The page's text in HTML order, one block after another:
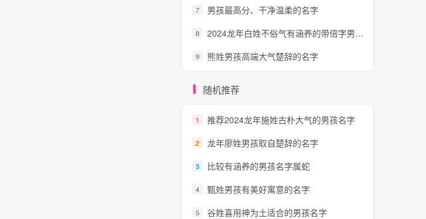
7 男孩最高分、干净温柔的名字
8 2024龙年白姓不俗气有涵养的带倍字男孩名字
9 熊姓男孩高端大气楚辞的名字
随机推荐
1 推荐2024龙年施姓古朴大气的男孩名字
2 龙年廖姓男孩取自楚辞的名字
3 比较有涵养的男孩名字属蛇
4 甄姓男孩有美好寓意的名字
5 谷姓喜用神为土适合的男孩名字